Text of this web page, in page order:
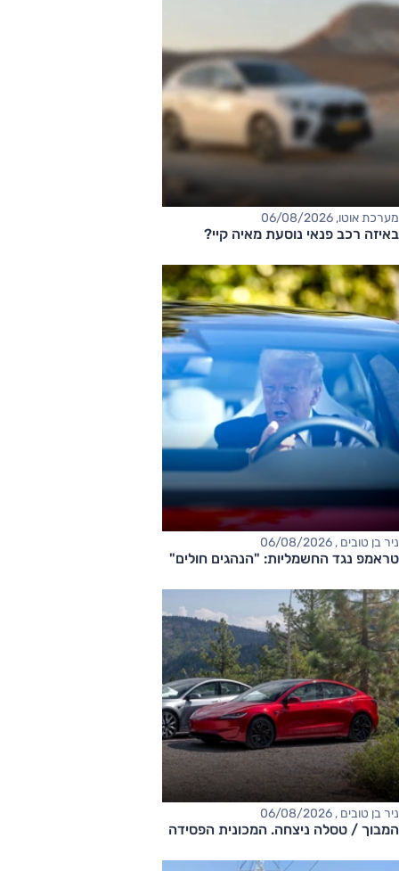
מערכת אוטו, 06/08/2026
באיזה רכב פנאי נוסעת מאיה קיי?
ניר בן טובים , 06/08/2026
טראמפ נגד החשמליות: "הנהגים חולים"
ניר בן טובים , 06/08/2026
המבוך / טסלה ניצחה. המכונית הפסידה